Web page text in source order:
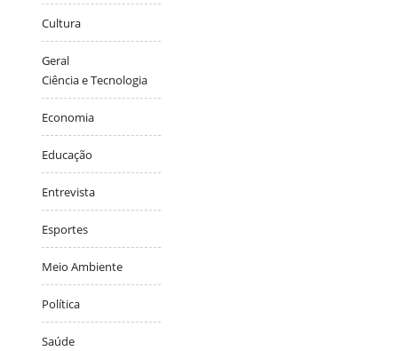
Cultura
Geral
Ciência e Tecnologia
Economia
Educação
Entrevista
Esportes
Meio Ambiente
Política
Saúde